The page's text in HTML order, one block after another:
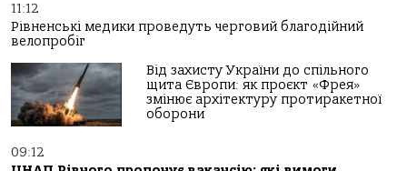
11:12
Рівненські медики проведуть черговий благодійний
велопробіг
Від захисту України до спільного
щита Європи: як проєкт «Фрея»
змінює архітектуру протиракетної
оборони
09:12